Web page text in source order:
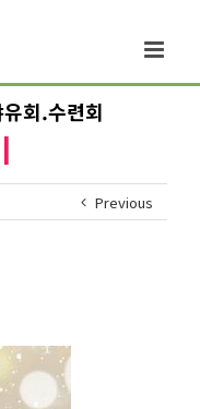
회.수련회
Previous